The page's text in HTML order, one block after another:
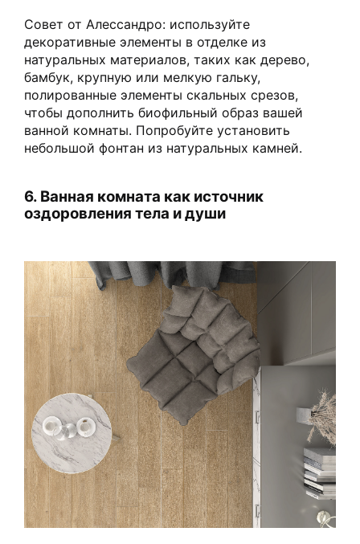
Совет от Алессандро: используйте
декоративные элементы в отделке из
натуральных материалов, таких как дерево,
бамбук, крупную или мелкую гальку,
полированные элементы скальных срезов,
чтобы дополнить биофильный образ вашей
ванной комнаты. Попробуйте установить
небольшой фонтан из натуральных камней.
6. Ванная комната как источник
оздоровления тела и души